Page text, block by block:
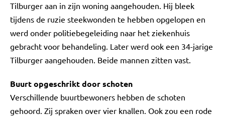
Tilburger aan in zijn woning aangehouden. Hij bleek
tijdens de ruzie steekwonden te hebben opgelopen en
werd onder politiebegeleiding naar het ziekenhuis
gebracht voor behandeling. Later werd ook een 34-jarige
Tilburger aangehouden. Beide mannen zitten vast.
Buurt opgeschrikt door schoten
Verschillende buurtbewoners hebben de schoten
gehoord. Zij spraken over vier knallen. Ook zou een rode